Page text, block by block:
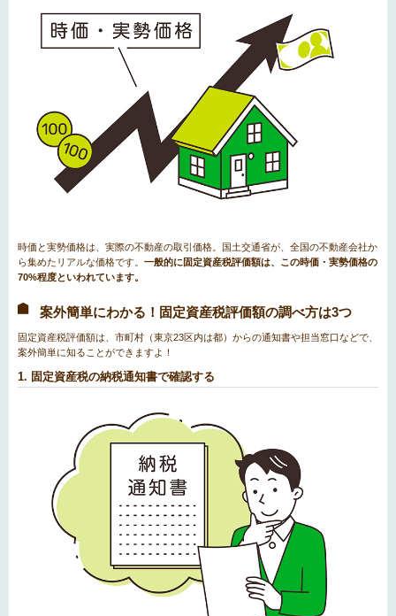
時価と実勢価格は、実際の不動産の取引価格。国土交通省が、全国の不動産会社か
ら集めたリアルな価格です。 一般的に固定資産税評価額は、この時価・実勢価格の
70%程度といわれています。
案外簡単にわかる！固定資産税評価額の調べ方は3つ
固定資産税評価額は、市町村（東京23区内は都）からの通知書や担当窓口などで、
案外簡単に知ることができますよ！
1. 固定資産税の納税通知書で確認する